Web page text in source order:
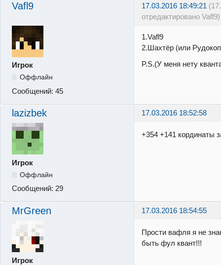
Vafl9 17.03.2016 18:49:21
отредактировано Vafl9)
Игрок
Оффлайн
Сообщений: 45
1.Vafl9
2.Шахтёр (или
P.S.(У меня нету
lazizbek 17.03.2016 18:52:58
Игрок
Оффлайн
Сообщений: 29
+354 +141 кординаты
MrGreen 17.03.2016 18:54:55
Игрок
Прости вафля я не
быть фул квант!!!